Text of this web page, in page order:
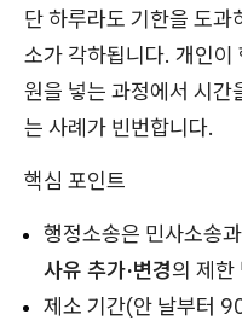
단 하루라도 기한을 도과
소가 각하됩니다. 개인이
원을 넣는 과정에서 시간
는 사례가 빈번합니다.
핵심 포인트
행정소송은 민사소송
사유 추가·변경의 제한
제소 기간(안 날부터